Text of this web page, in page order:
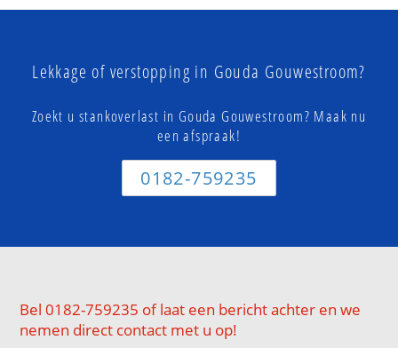
Lekkage of verstopping in Gouda Gouwestroom?
Zoekt u stankoverlast in Gouda Gouwestroom? Maak nu
een afspraak!
0182-759235
Bel 0182-759235 of laat een bericht achter en we
nemen direct contact met u op!